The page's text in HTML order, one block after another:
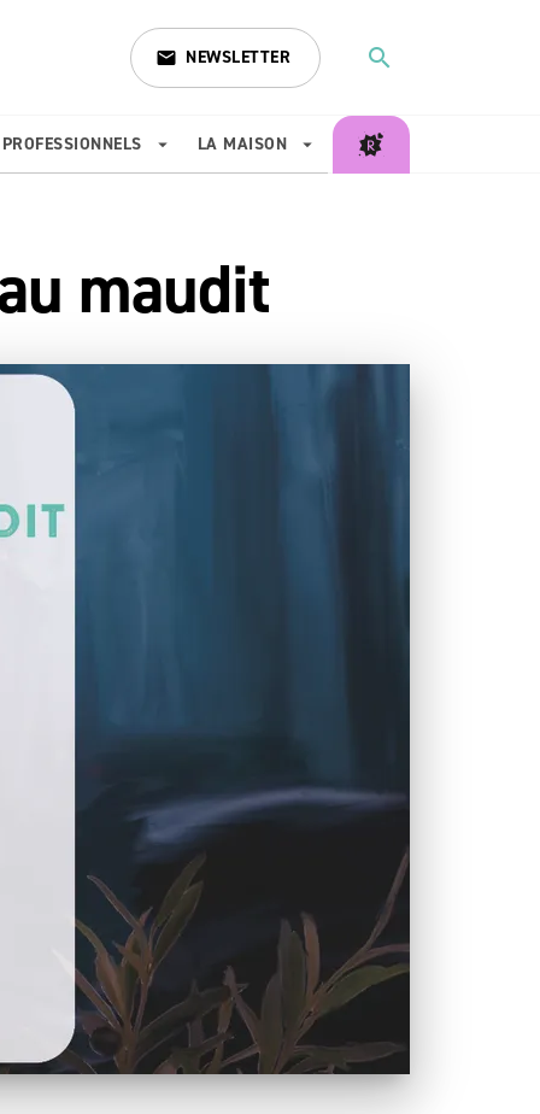
email NEWSLETTER search
PROFESSIONNELS arrow_drop_down LA MAISON arrow_drop_down
search
maudit